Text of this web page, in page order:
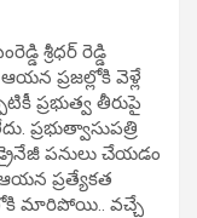
శ్రీధర్ రెడ్డి
ప్రజల్లోకి వెళ్లే
ప్రభుత్వ తీరుపై
ప్రభుత్వాసుపత్రి
పనులు చేయడం
ప్రత్యేకత
మారిపోయి.. వచ్చే